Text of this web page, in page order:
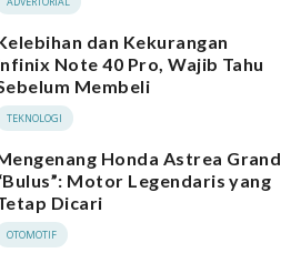
dan Kekurangan
Note 40 Pro, Wajib Tahu
Membeli
TEKNOLOGI
Honda Astrea Grand
Motor Legendaris yang
Dicari
OTOMOTIF